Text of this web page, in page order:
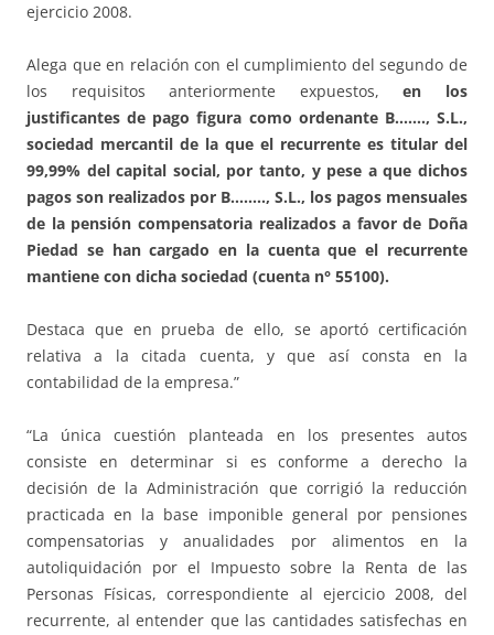
ejercicio 2008.
Alega que en relación con el cumplimiento del segundo de
los requisitos anteriormente expuestos,en los
justificantes de pago figura como ordenante B……., S.L.,
sociedad mercantil de la que el recurrente es titular del
99,99% del capital social, por tanto, y pese a que dichos
pagos son realizados por B…….., S.L., los pagos mensuales
de la pensión compensatoria realizados a favor de Doña
Piedad se han cargado en la cuenta que el recurrente
mantiene con dicha sociedad (cuenta n° 55100).
Destaca que en prueba de ello, se aportó certificación
relativa a la citada cuenta, y que así consta en la
contabilidad de la empresa.”
“La única cuestión planteada en los presentes autos
consiste en determinar si es conforme a derecho la
decisión de la Administración que corrigió la reducción
practicada en la base imponible general por pensiones
compensatorias y anualidades por alimentos en la
autoliquidación por el Impuesto sobre la Renta de las
Personas Físicas, correspondiente al ejercicio 2008, del
recurrente, al entender que las cantidades satisfechas en